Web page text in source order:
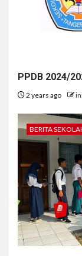
PPDB 2024/
2 years ago
BERITA